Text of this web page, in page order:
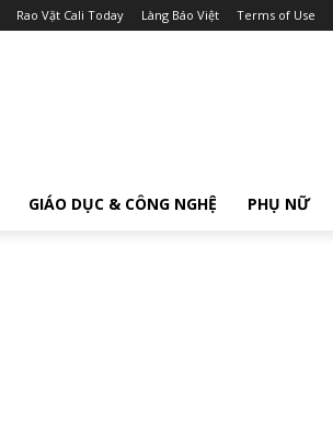
Rao Vặt Cali Today Làng Báo Việt Terms of Use
GIÁO DỤC & CÔNG NGHỆ PHỤ NỮ